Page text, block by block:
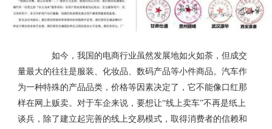
如今，我国的电商行业虽然发展地如火如荼，但成交
量最大的往往是服装、化妆品、数码产品等小件商品。汽车作
为一种特殊的产品品类，价格等因素决定了，它不能像口红那
样在网上贩卖。对于车企来说，要想让“线上卖车”不再是纸上
谈兵，除了建立起完善的线上交易模式，取得消费者的信赖和